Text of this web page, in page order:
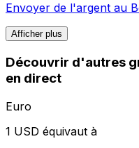
Envoyer de l'argent au
Afficher plus
Découvrir d'autres
en direct
Euro
1 USD équivaut à